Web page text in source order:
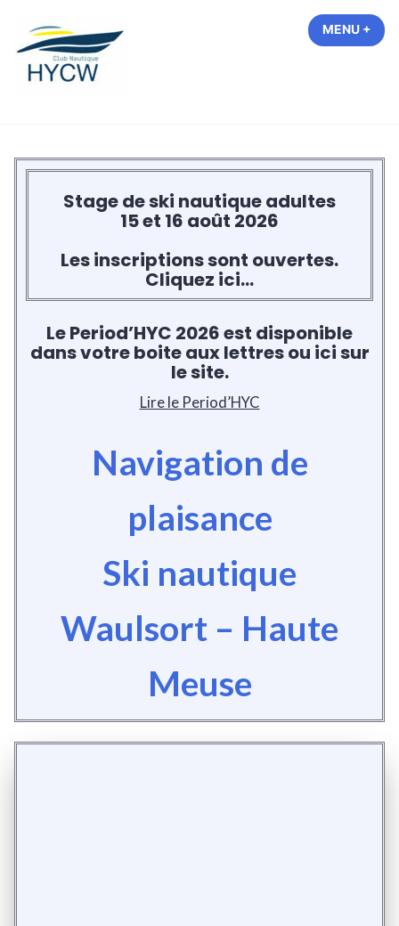
contenu
MENU +
Stage de ski nautique adultes
15 et 16 août 2026
Les inscriptions sont ouvertes.
Cliquez ici…
Le Period’HYC 2026 est disponible
dans votre boite aux lettres ou ici sur
le site.
Lire le Period’HYC
Navigation de
plaisance
Ski nautique
Waulsort – Haute
Meuse